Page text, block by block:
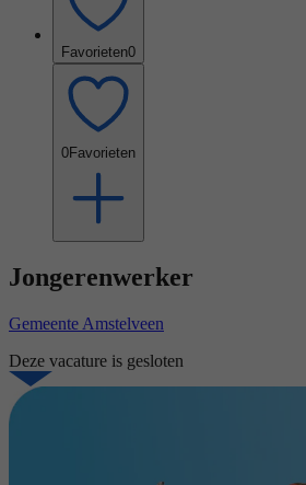
Favorieten0
0Favorieten
Jongerenwerker
Gemeente Amstelveen
Deze vacature is gesloten